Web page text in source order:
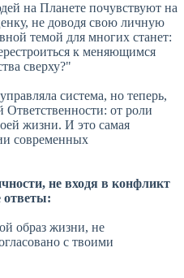
на Планете почувствуют на
не доводя свою личную
темой для многих станет:
к меняющимся
сверху?"
система, но теперь,
Ответственности: от роли
жизни. И это самая
современных
не входя в конфликт
ответы:
образ жизни, не
с твоими